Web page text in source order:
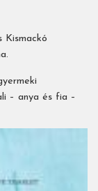
Kismackó
– anya és fia –